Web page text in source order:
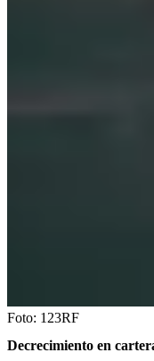
Foto: 123RF
Decrecimiento en